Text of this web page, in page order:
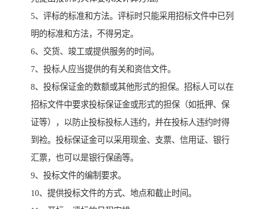
5、评标的标准和方法。评标时只能采用招标文件中已列
明的标准和方法，不得另定。
6、交货、竣工或提供服务的时间。
7、投标人应当提供的有关和资信文件。
8、投标保证金的数额或其他形式的担保。招标人可以在
招标文件中要求投标保证金或形式的担保（如抵押、保
证等），以防止投标投标人违约，并在投标人违约时得
到裣。投标保证金可以采用现金、支票、信用证、银行
汇票，也可以是银行保函等。
9、投标文件的编制要求。
10、提供投标文件的方式、地点和截止时间。